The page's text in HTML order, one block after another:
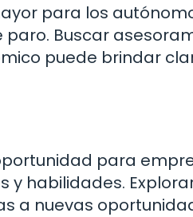
para los
Buscar
puede brindar
para
y habilidades.
a nuevas